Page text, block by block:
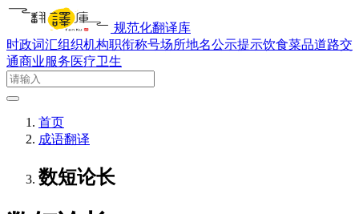
规范化翻译库
时政词汇组织机构职衔称号场所地名公示提示饮食菜品道路交
通商业服务医疗卫生
首页
成语翻译
数短论长